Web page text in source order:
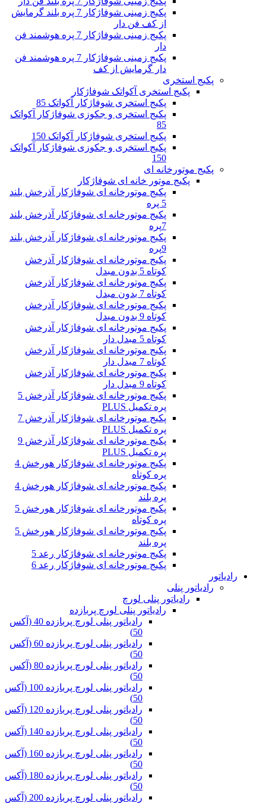
پکیج زمینی شوفاژکار 7 پره بلند گرمایش
از کف فن دار
پکیج زمینی شوفاژکار 7 پره هوشمند فن
دار
پکیج زمینی شوفاژکار 7 پره هوشمند فن
دار گرمایش از کف
پکیج استخری
پکیج استخری آکواتک شوفاژکار
پکیج استخری شوفاژکار آکواتک 85
پکیج استخری و جکوزی شوفاژکار آکواتک
85
پکیج استخری شوفاژکار آکواتک 150
پکیج استخری و جکوزی شوفاژکار آکواتک
150
پکیج موتورخانه ای
پکیج موتور خانه ای شوفاژکار
پکیج موتورخانه ای شوفاژکار آذرخش بلند
5 پره
پکیج موتورخانه ای شوفاژکار آذرخش بلند
7پره
پکیج موتورخانه ای شوفاژکار آذرخش بلند
9پره
پکیج موتورخانه ای شوفاژکار آذرخش
کوتاه 5 بدون مبدل
پکیج موتورخانه ای شوفاژکار آذرخش
کوتاه 7 بدون مبدل
پکیج موتورخانه ای شوفاژکار آذرخش
کوتاه 9 بدون مبدل
پکیج موتورخانه ای شوفاژکار آذرخش
کوتاه 5 مبدل دار
پکیج موتورخانه ای شوفاژکار آذرخش
کوتاه 7 مبدل دار
پکیج موتورخانه ای شوفاژکار آذرخش
کوتاه 9 مبدل دار
پکیج موتورخانه ای شوفاژکار آذرخش 5
پره تکمیل PLUS
پکیج موتورخانه ای شوفاژکار آذرخش 7
پره تکمیل PLUS
پکیج موتورخانه ای شوفاژکار آذرخش 9
پره تکمیل PLUS
پکیج موتورخانه ای شوفاژکار هورخش 4
پره کوتاه
پکیج موتورخانه ای شوفاژکار هورخش 4
پره بلند
پکیج موتورخانه ای شوفاژکار هورخش 5
پره کوتاه
پکیج موتورخانه ای شوفاژکار هورخش 5
پره بلند
پکیج موتورخانه ای شوفاژکار رعد 5
پکیج موتورخانه ای شوفاژکار رعد 6
رادیاتور
رادیاتور پنلی
رادیاتور پنلی لورچ
رادیاتور پنلی لورچ پربازده
رادیاتور پنلی لورچ پربازده 40 (آکس
50)
رادیاتور پنلی لورچ پربازده 60 (آکس
50)
رادیاتور پنلی لورچ پربازده 80 (آکس
50)
رادیاتور پنلی لورچ پربازده 100 (آکس
50)
رادیاتور پنلی لورچ پربازده 120 (آکس
50)
رادیاتور پنلی لورچ پربازده 140 (آکس
50)
رادیاتور پنلی لورچ پربازده 160 (آکس
50)
رادیاتور پنلی لورچ پربازده 180 (آکس
50)
رادیاتور پنلی لورچ پربازده 200 (آکس